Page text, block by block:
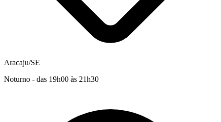
Aracaju/SE
Noturno - das 19h00 às 21h30